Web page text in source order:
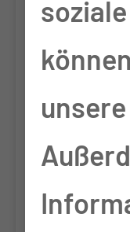
der
/